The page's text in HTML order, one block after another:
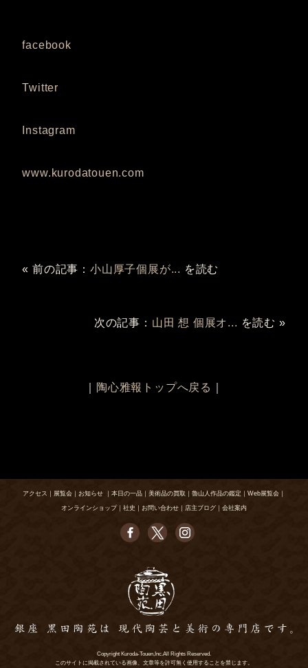
facebook
Twitter
Instagram
www.kurodatouen.com
« 前の記事：小山厚子個展が... を読む
次の記事： 山田 想 個展オ... を読む »
陶心雅報トップへ戻る
アクセス ｜ 展覧会 ｜ お知らせ ｜ 本日の一品 ｜ 美術品の買取 ｜ 魯山人作品の鑑定 ｜ Web展覧会 ｜
オンラインショップ｜ 社史 ｜ お問い合わせ ｜ 店主ブログ ｜ 会社案内
Copyright Kuroda-Touen,Inc.All Rights Reserved.
このサイトに掲載されている画像、文章等を許可無く使用することを禁じます。